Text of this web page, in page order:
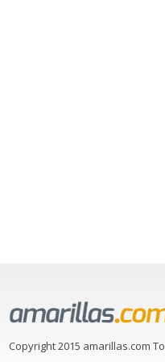
Copyright 2015 amarillas.com